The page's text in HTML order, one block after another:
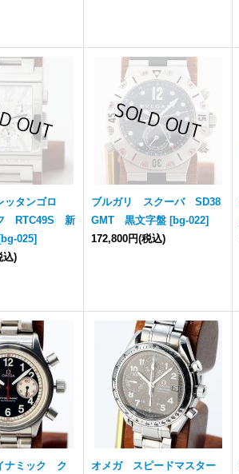
ッタンゴロ
RTC49S 新
[bg-025]
込)
ブルガリ スクーバ SD38
GMT 黒文字盤 [bg-022]
172,800円(税込)
ナミック ク
オメガ スピードマスター